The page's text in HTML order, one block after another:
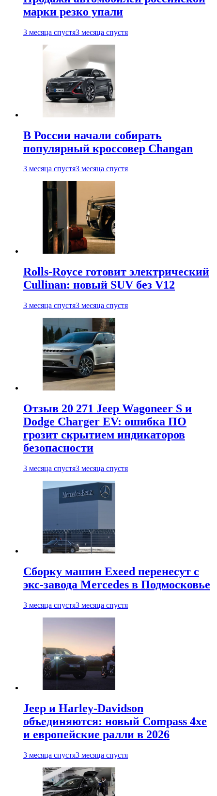
марки резко упали
3 месяца спустя3 месяца спустя
В России начали собирать
популярный кроссовер Changan
3 месяца спустя3 месяца спустя
Rolls-Royce готовит электрический
Cullinan: новый SUV без V12
3 месяца спустя3 месяца спустя
Отзыв 20 271 Jeep Wagoneer S и
Dodge Charger EV: ошибка ПО
грозит скрытием индикаторов
безопасности
3 месяца спустя3 месяца спустя
Сборку машин Exeed перенесут с
экс-завода Mercedes в Подмосковье
3 месяца спустя3 месяца спустя
Jeep и Harley-Davidson
объединяются: новый Compass 4xe
и европейские ралли в 2026
3 месяца спустя3 месяца спустя